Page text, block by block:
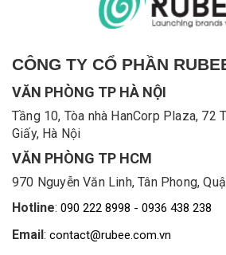
CÔNG TY CỔ PHẦN
VĂN PHÒNG TP HÀ NỘI
Tầng 10, Tòa nhà HanCorp Plaza, 72
Giấy, Hà Nội
VĂN PHÒNG TP HCM
970 Nguyễn Văn Linh, Tân Phong,
Hotline: 090 222 8998 - 0936 438 238
Email: contact@rubee.com.vn